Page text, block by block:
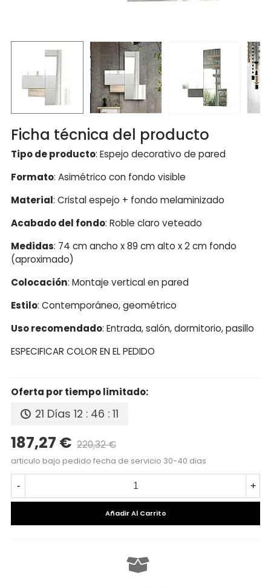
Ficha técnica del producto
Tipo de producto: Espejo decorativo de pared
Formato: Asimétrico con fondo visible
Material: Cristal espejo + fondo melaminizado
Acabado del fondo: Roble claro veteado
Medidas: 74 cm ancho x 89 cm alto x 2 cm fondo
(aproximado)
Colocación: Montaje vertical en pared
Estilo: Contemporáneo, geométrico
Uso recomendado: Entrada, salón, dormitorio, pasillo
ESPECIFICAR COLOR EN EL PEDIDO
Oferta por tiempo limitado:
21 Días 12 : 46 : 10
187,27 € 220,32 €
articulo bajo pedido fecha de servicio 30-40 dias
- +
Añadir Al Carrito